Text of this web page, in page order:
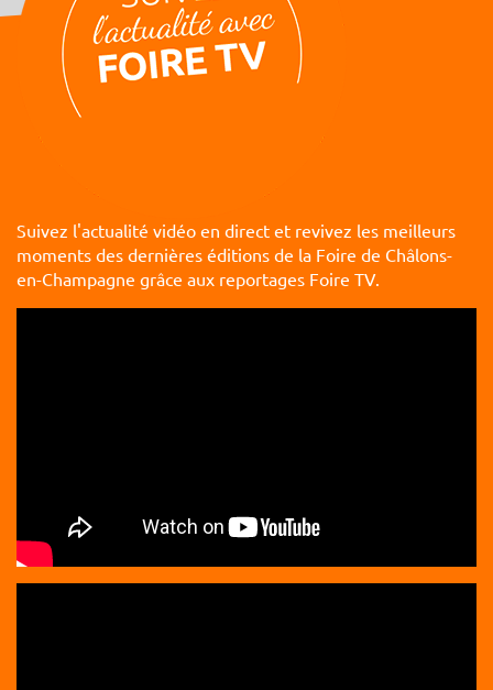
Suivez l'actualité vidéo en direct et revivez les meilleurs
moments des dernières éditions de la Foire de Châlons-
en-Champagne grâce aux reportages Foire TV.